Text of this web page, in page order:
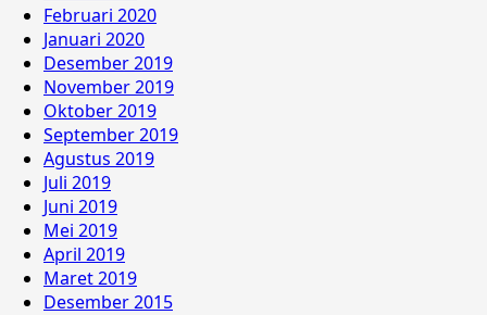
Februari 2020
Januari 2020
Desember 2019
November 2019
Oktober 2019
September 2019
Agustus 2019
Juli 2019
Juni 2019
Mei 2019
April 2019
Maret 2019
Desember 2015